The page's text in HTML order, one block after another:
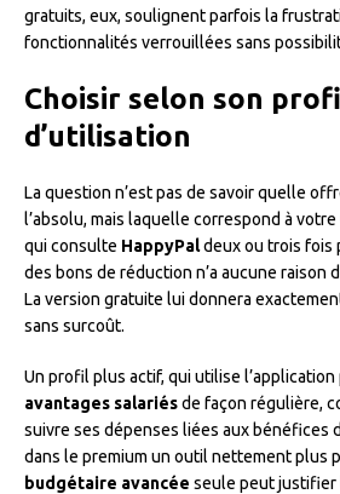
gratuits, eux, soulignent parfois la
fonctionnalités verrouillées sans
Choisir selon son
d’utilisation
La question n’est pas de savoir quelle
l’absolu, mais laquelle correspond à
qui consulte HappyPaldeux ou trois fois
des bons de réduction n’a aucune raison
La version gratuite lui donnera
sans surcoût.
Un profil plus actif, qui utilise l’application
avantages salariésde façon régulière,
suivre ses dépenses liées aux bénéfices
dans le premium un outil nettement plus
budgétaire avancée seule peut justifier